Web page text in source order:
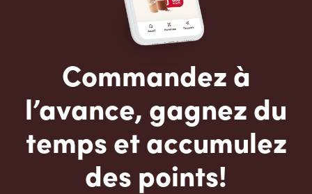
Commandez à
l’avance, gagnez du
temps et accumulez
des points!